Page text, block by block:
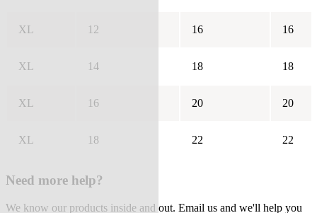
XL 12 16 16
XL 14 18 18
XL 16 20 20
XL 18 22 22
Need more help?
We know our products inside and out. Email us and we'll help you